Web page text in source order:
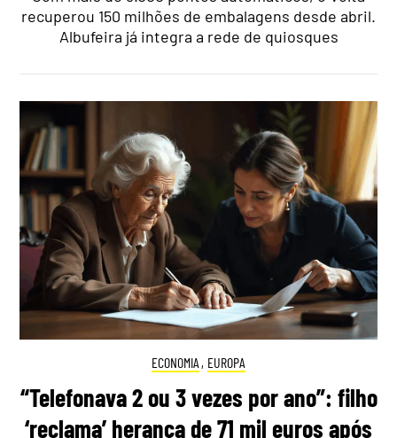
recuperou 150 milhões de embalagens desde abril.
Albufeira já integra a rede de quiosques
ECONOMIA , EUROPA
“Telefonava 2 ou 3 vezes por ano”: filho
‘reclama’ herança de 71 mil euros após